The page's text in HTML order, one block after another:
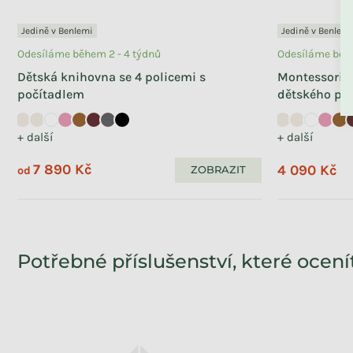
Jedině v Benlemi
Dětská knihovna se 4 policemi s
počítadlem
+ další
Odesíláme během 2 - 4 týdnů
od 7 890 Kč ZOBRAZIT
Jedině v Benlemi
Montessori
dětského
+ další
Odesíláme
4 090 Kč
Potřebné příslušenství, které
dětského pokoje
Odesíláme během 2 - 4 týdnů